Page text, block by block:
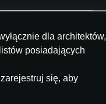
dla architektów,
posiadających
się, aby